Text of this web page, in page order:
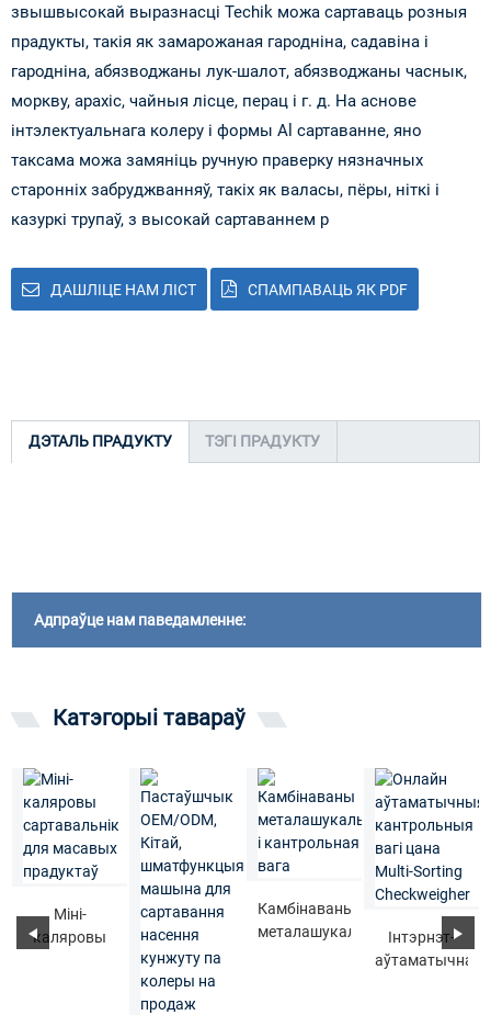
звышвысокай выразнасці Techik можа сартаваць розныя
прадукты, такія як замарожаная гародніна, садавіна і
гародніна, абязводжаны лук-шалот, абязводжаны часнык,
моркву, арахіс, чайныя лісце, перац і г. д. На аснове
інтэлектуальнага колеру і формы Al сартаванне, яно
таксама можа замяніць ручную праверку нязначных
старонніх забруджванняў, такіх як валасы, пёры, ніткі і
казуркі трупаў, з высокай сартаваннем р
ДАШЛІЦЕ НАМ ЛІСТ СПАМПАВАЦЬ ЯК PDF
ДЭТАЛЬ ПРАДУКТУ ТЭГІ ПРАДУКТУ
Адпраўце нам паведамленне:
Катэгорыі тавараў
Міні-
каляровы
Камбінаваны
металашукальнік
Інтэрнэт-
аўтаматычная